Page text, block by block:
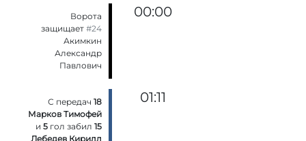
Ворота
защищает#24
Акимкин
Александр
Павлович
00:00
С передач18
Марков Тимофей
и5 гол забил15
Лебедев Кирилл
01:11